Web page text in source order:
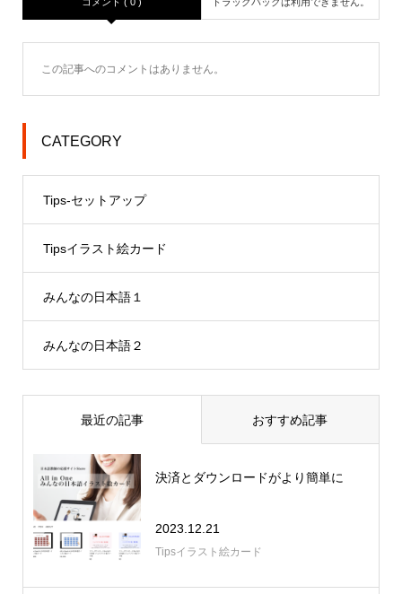
この記事へのコメントはありません。
CATEGORY
Tips-セットアップ
Tipsイラスト絵カード
みんなの日本語１
みんなの日本語２
最近の記事 おすすめ記事
決済とダウンロードがより簡単に
2023.12.21
Tipsイラスト絵カード